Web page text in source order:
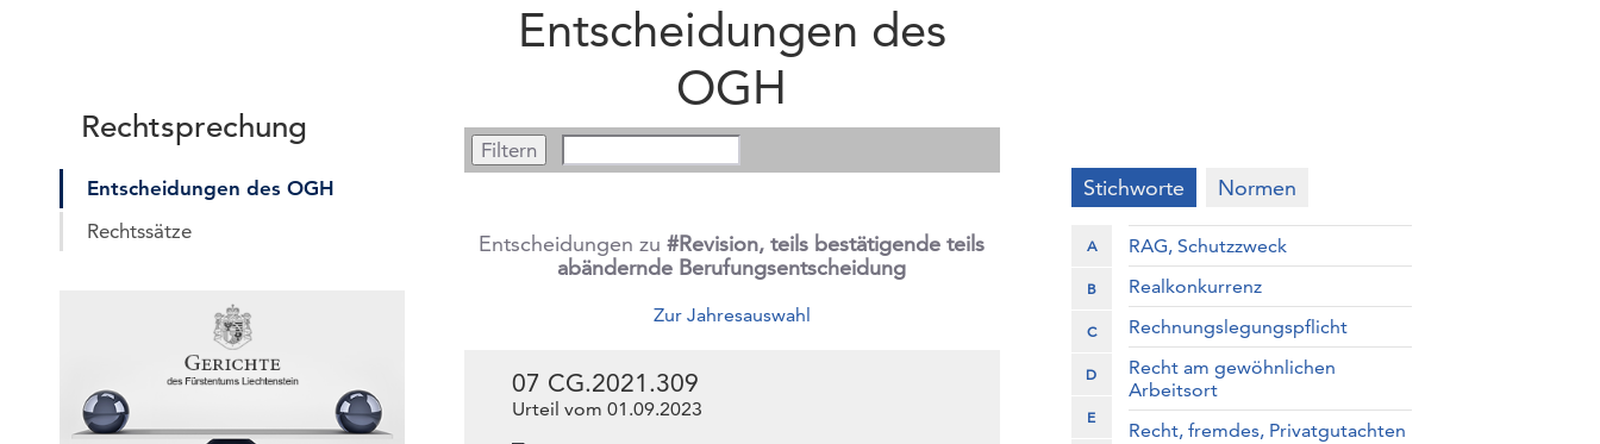
Rechtsprechung
Entscheidungen des OGH
Rechtssätze
Entscheidungen des
OGH
Entscheidungen zu#Revision, teils bestätigende teils
abändernde Berufungsentscheidung
Zur Jahresauswahl
07 CG.2021.309
Urteil vom 01.09.2023
Stichworte Normen
A
B
C
D
E
RAG, Schutzzweck
Realkonkurrenz
Rechnungslegungspflicht
Recht am gewöhnlichen
Arbeitsort
Recht, fremdes, Privatgutachten